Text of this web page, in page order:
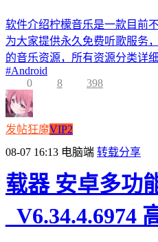
软件介绍柠檬音乐是一款目前
为大家提供永久免费听歌服务
的音乐资源，所有资源分类详
#Android
0
8 398
发帖狂魔VIP2
08-07 16:13 电脑端 转载分享
载器 安卓多功
_V6.34.4.6974